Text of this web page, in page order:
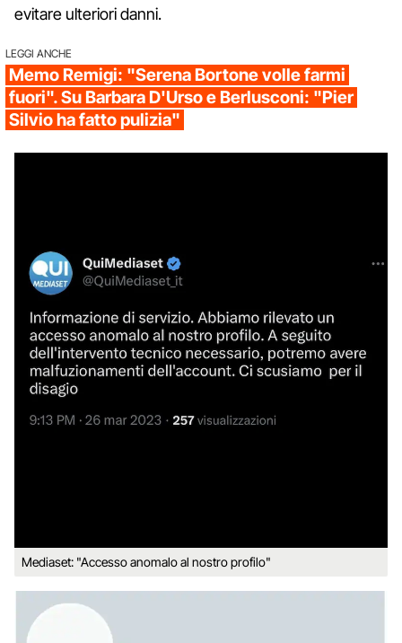
evitare ulteriori danni.
LEGGI ANCHE
Memo Remigi: "Serena Bortone volle farmi
fuori". Su Barbara D'Urso e Berlusconi: "Pier
Silvio ha fatto pulizia"
Mediaset: "Accesso anomalo al nostro profilo"